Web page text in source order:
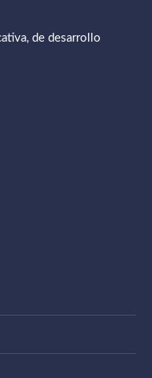
de desarrollo
pestañapestaña
ventana/pestaña